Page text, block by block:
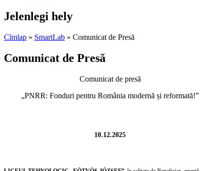
Jelenlegi hely
Címlap » SmartLab » Comunicat de Presă
Comunicat de Presă
Comunicat de presă
„PNRR: Fonduri pentru România modernă și reformată!”
10.12.2025